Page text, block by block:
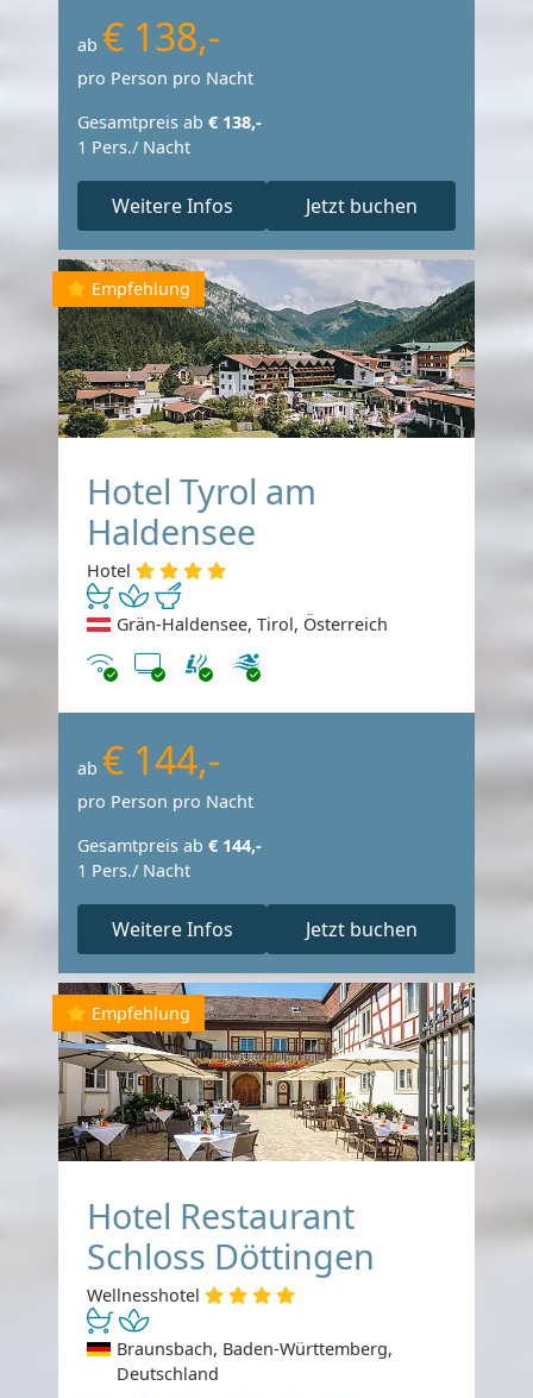
ab € 138,-
pro Person pro Nacht
Gesamtpreis ab € 138,-
1 Pers./ Nacht
Weitere Infos Jetzt buchen
Empfehlung
Hotel Tyrol am
Haldensee
Hotel
Grän-Haldensee, Tirol, Österreich
Internet
TV
ab € 144,-
pro Person pro Nacht
Gesamtpreis ab € 144,-
1 Pers./ Nacht
Weitere Infos Jetzt buchen
Empfehlung
Hotel Restaurant
Schloss Döttingen
Wellnesshotel
Braunsbach, Baden-Württemberg,
Deutschland